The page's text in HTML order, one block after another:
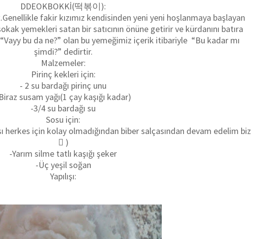
DDEOKBOKKİ(떡볶이):
fakir kızımız kendisinden yeni yeni hoşlanmaya başlayan
yemekleri satan bir satıcının önüne getirir ve kürdanını batıra
bu da ne?” olan bu yemeğimiz içerik itibariyle “Bu kadar mı
şimdi?” dedirtir.
Malzemeler:
Pirinç kekleri için:
- 2 su bardağı pirinç unu
susam yağı(1 çay kaşığı kadar)
-3/4 su bardağı su
Sosu için:
için kolay olmadığından biber salçasından devam edelim biz
 )
-Yarım silme tatlı kaşığı şeker
-Üç yeşil soğan
Yapılışı: